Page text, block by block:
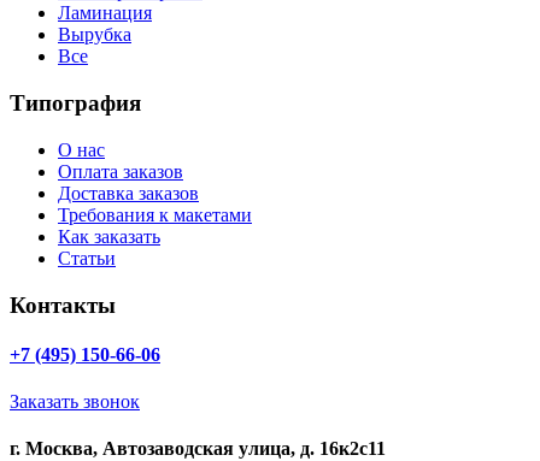
Ламинация
Вырубка
Все
Типография
О нас
Оплата заказов
Доставка заказов
Требования к макетами
Как заказать
Статьи
Контакты
+7 (495) 150-66-06
Заказать звонок
г. Москва, Автозаводская улица, д. 16к2с11